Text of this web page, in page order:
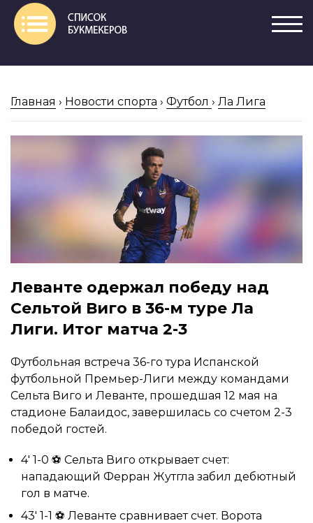
Главная › Новости спорта › Футбол › Ла Лига
Леванте одержал победу над
Сельтой Виго в 36-м туре Ла
Лиги. Итог матча 2-3
Футбольная встреча 36-го тура Испанской
футбольной Премьер-Лиги между командами
Сельта Виго и Леванте, прошедшая 12 мая на
стадионе Балаидос, завершилась со счетом 2-3
победой гостей.
4′ 1-0 ⚽ Сельта Виго открывает счет:
нападающий Ферран Жутгла забил дебютный
гол в матче.
43′ 1-1 ⚽ Леванте сравнивает счет. Ворота